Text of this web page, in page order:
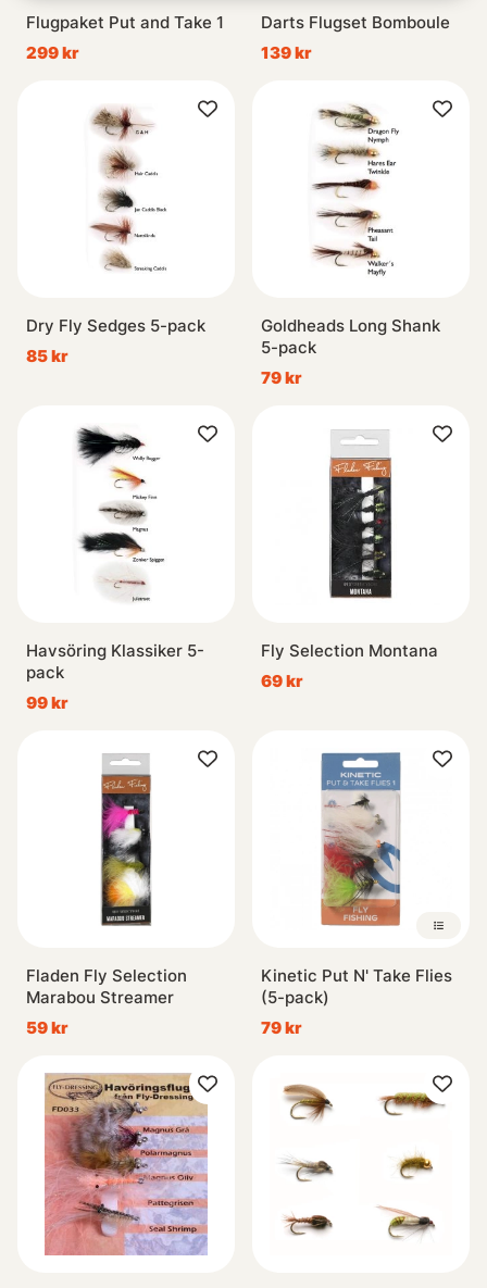
Flugpaket Put and Take 1
299 kr
Darts Flugset Bomboule
139 kr
Dry Fly Sedges 5-pack
85 kr
Goldheads Long Shank
5-pack
79 kr
Havsöring Klassiker 5-
pack
99 kr
Fly Selection Montana
69 kr
Fladen Fly Selection
Marabou Streamer
59 kr
Kinetic Put N' Take Flies
(5-pack)
79 kr